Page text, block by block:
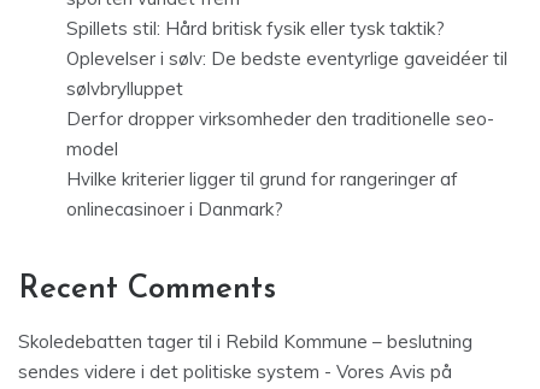
Spillets stil: Hård britisk fysik eller tysk taktik?
Oplevelser i sølv: De bedste eventyrlige gaveidéer til
sølvbrylluppet
Derfor dropper virksomheder den traditionelle seo-
model
Hvilke kriterier ligger til grund for rangeringer af
onlinecasinoer i Danmark?
Recent Comments
Skoledebatten tager til i Rebild Kommune – beslutning
sendes videre i det politiske system - Vores Avis på